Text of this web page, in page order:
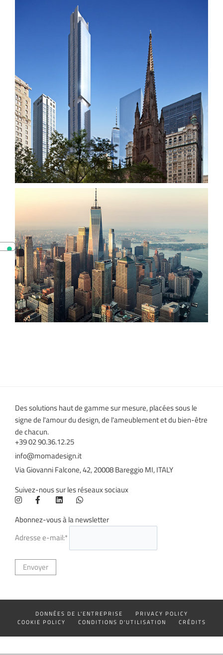
Des solutions haut de gamme sur mesure, placées sous le
signe de l'amour du design, de l'ameublement et du bien-être
de chacun.
+39 02 90.36.12.25
info@momadesign.it
Via Giovanni Falcone, 42, 20008 Bareggio MI, ITALY
Suivez-nous sur les réseaux sociaux
Abonnez-vous à la newsletter
Adresse e-mail:*
DONNÉES DE L'ENTREPRISE
PRIVACY POLICY
COOKIE POLICY
CONDITIONS D'UTILISATION CRÉDITS